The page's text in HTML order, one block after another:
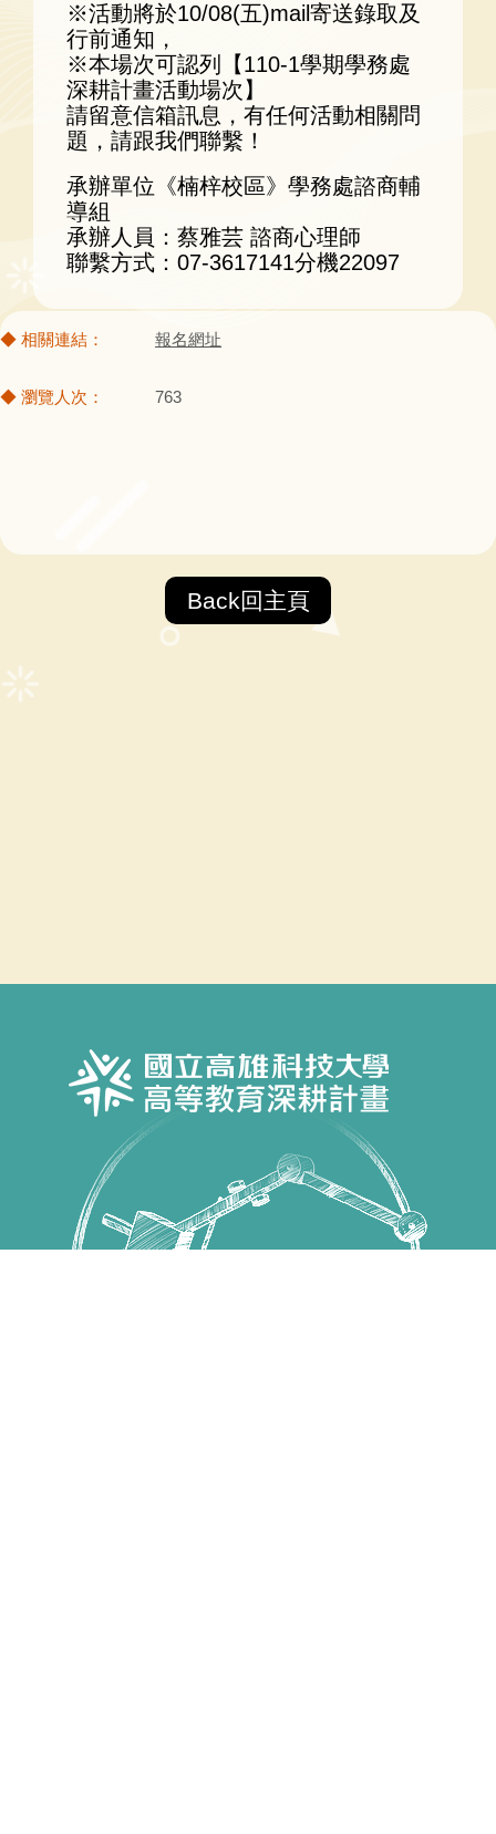
※活動將於10/08(五)mail寄送錄取及
行前通知，
※本場次可認列【110-1學期學務處
深耕計畫活動場次】
請留意信箱訊息，有任何活動相關問
題，請跟我們聯繫！
承辦單位《楠梓校區》學務處諮商輔
導組
承辦人員：蔡雅芸 諮商心理師
聯繫方式：07-3617141分機22097
報名網址
763
Back回主頁